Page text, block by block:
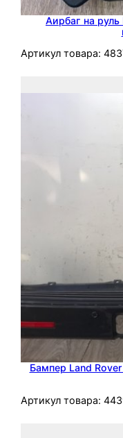
Аирбаг на
Артикул товара:
Бампер Land
Артикул товара: